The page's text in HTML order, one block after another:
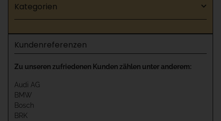
Kategorien
Kundenreferenzen
Zu unseren zufriedenen Kunden zählen unter anderem:
Audi AG
BMW
Bosch
BRK